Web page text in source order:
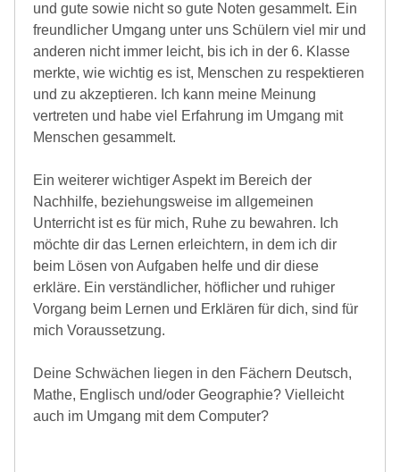
und gute sowie nicht so gute Noten gesammelt. Ein
freundlicher Umgang unter uns Schülern viel mir und
anderen nicht immer leicht, bis ich in der 6. Klasse
merkte, wie wichtig es ist, Menschen zu respektieren
und zu akzeptieren. Ich kann meine Meinung
vertreten und habe viel Erfahrung im Umgang mit
Menschen gesammelt.
Ein weiterer wichtiger Aspekt im Bereich der
Nachhilfe, beziehungsweise im allgemeinen
Unterricht ist es für mich, Ruhe zu bewahren. Ich
möchte dir das Lernen erleichtern, in dem ich dir
beim Lösen von Aufgaben helfe und dir diese
erkläre. Ein verständlicher, höflicher und ruhiger
Vorgang beim Lernen und Erklären für dich, sind für
mich Voraussetzung.
Deine Schwächen liegen in den Fächern Deutsch,
Mathe, Englisch und/oder Geographie? Vielleicht
auch im Umgang mit dem Computer?